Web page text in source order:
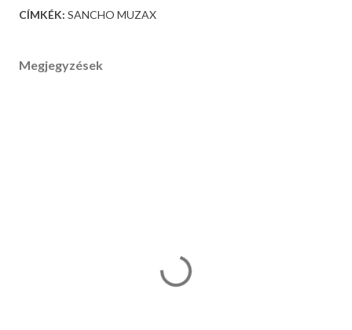
CÍMKÉK: SANCHO MUZAX
Megjegyzések